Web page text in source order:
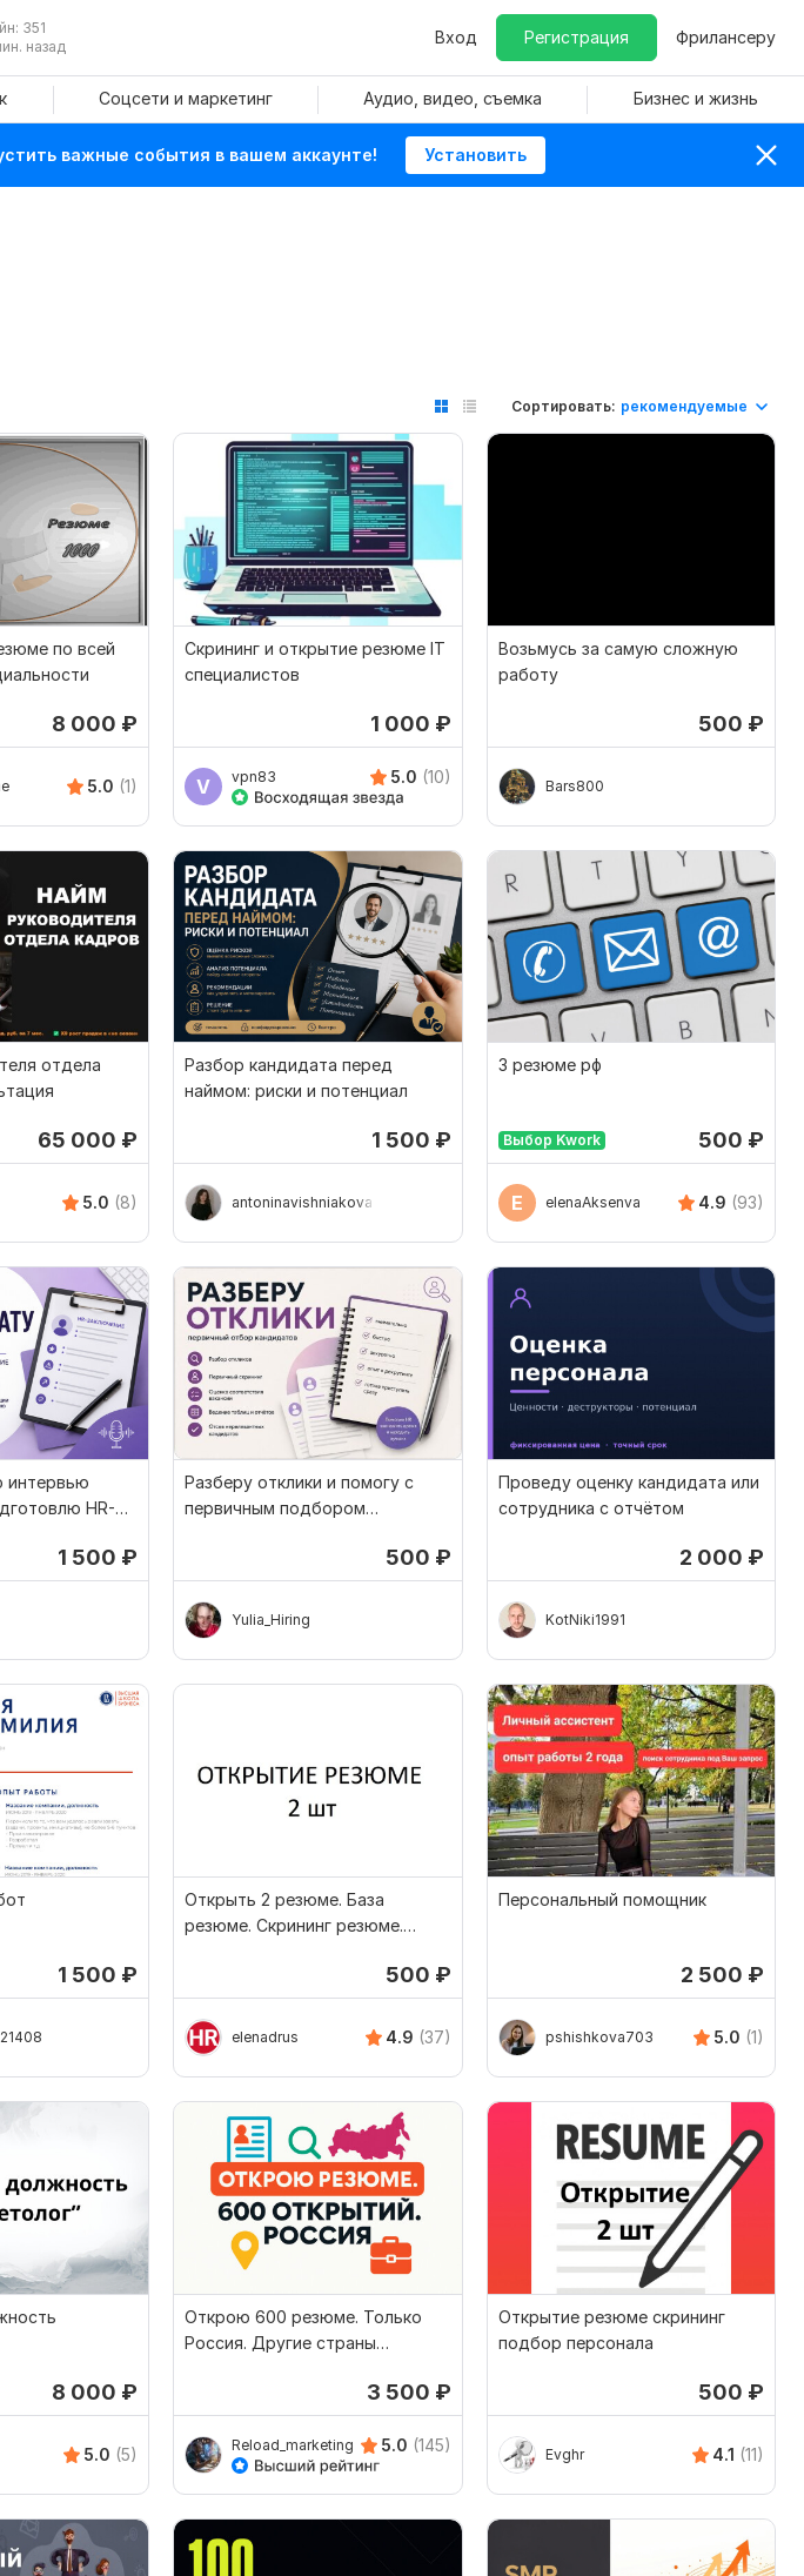
351
назад
Вход Регистрация Фрилансеру
Соцсети и маркетинг Аудио, видео, съемка Бизнес и жизнь
важные события в вашем аккаунте! Установить
Сортировать: рекомендуемые
по всей
8 000 ₽
5.0 (1)
Скрининг и открытие резюме IT
специалистов
1 000 ₽
V vpn83 5.0 (10)
Возьмусь за самую сложную
работу
500 ₽
Bars800
отдела
65 000 ₽
5.0 (8)
Разбор кандидата перед
наймом: риски и потенциал
1 500 ₽
antoninavishniakova
3 резюме рф
Выбор Kwork 500 ₽
E elenaAksenva 4.9 (93)
интервью
HR-
1 500 ₽
Разберу отклики и помогу с
первичным подбором
500 ₽
Yulia_Hiring
Проведу оценку кандидата или
сотрудника с отчётом
2 000 ₽
KotNiki1991
1 500 ₽
Открыть 2 резюме. База
резюме. Скрининг резюме.
500 ₽
elenadrus 4.9 (37)
Персональный помощник
2 500 ₽
pshishkova703 5.0 (1)
8 000 ₽
5.0 (5)
Открою 600 резюме. Только
Россия. Другие страны
3 500 ₽
Reload_marketing 5.0 (145)
Открытие резюме скрининг
подбор персонала
500 ₽
Evghr 4.1 (11)